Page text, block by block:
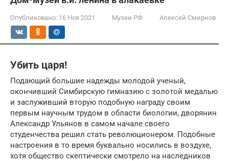
Опубликовано: 16 Ноя 2021 Музеи РФ Алексей Смирнов
Убить царя!
Подающий большие надежды молодой ученый,
окончивший Симбирскую гимназию с золотой медалью
и заслуживший вторую подобную награду своим
первым научным трудом в области биологии, дворянин
Александр Ульянов в самом начале своего
студенчества решил стать революционером. Подобные
настроения в то время буквально носились в воздухе,
хотя общество скептически смотрело на наследников